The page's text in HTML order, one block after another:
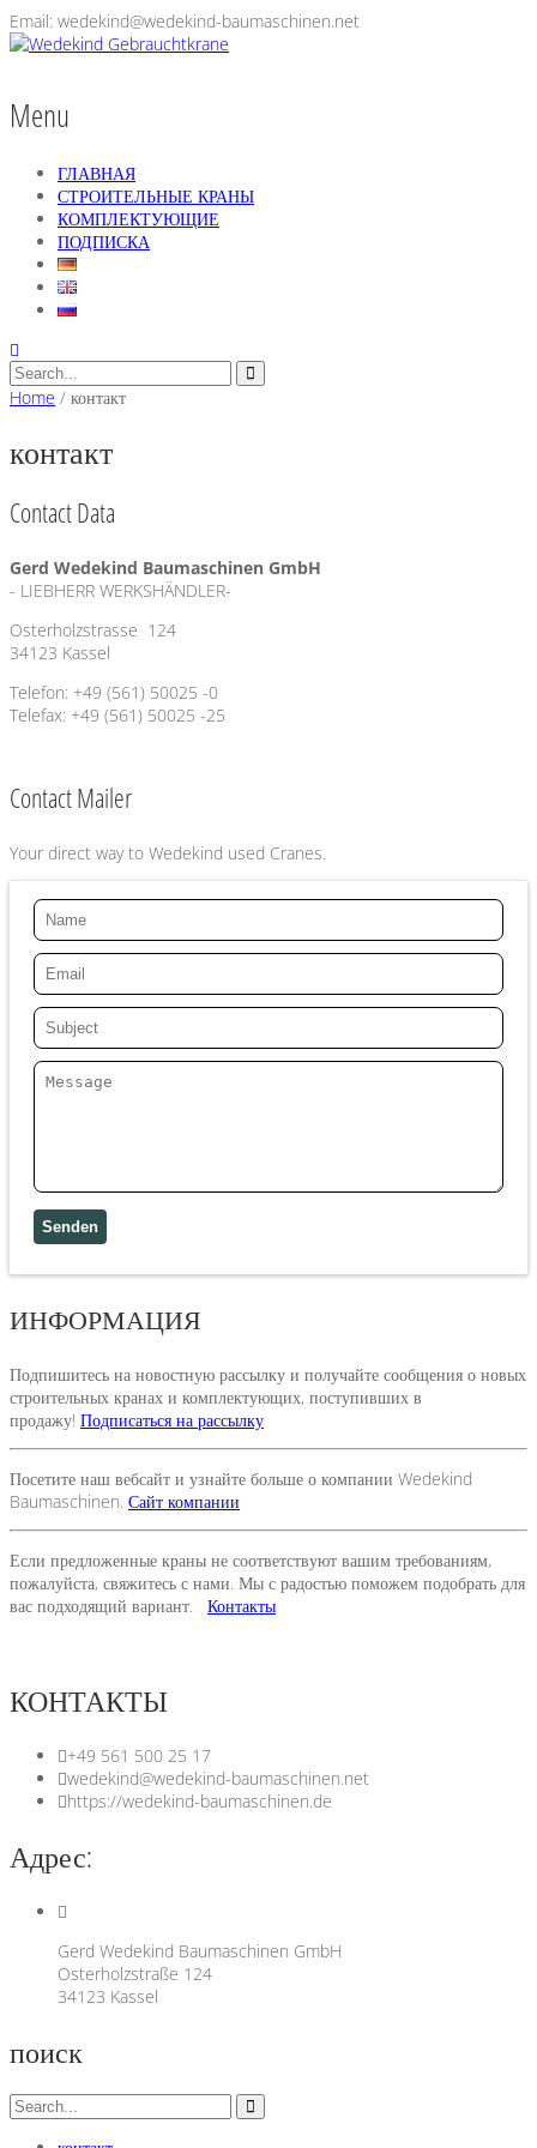
Email: wedekind@wedekind-baumaschinen.net
Menu
ГЛАВНАЯ
СТРОИТЕЛЬНЫЕ КРАНЫ
КОМПЛЕКТУЮЩИЕ
ПОДПИСКА
Home / контакт
контакт
Contact Data
Gerd Wedekind Baumaschinen GmbH
- LIEBHERR WERKSHÄNDLER-
Osterholzstrasse 124
34123 Kassel
Telefon: +49 (561) 50025 -0
Telefax: +49 (561) 50025 -25
Contact Mailer
Your direct way to Wedekind used Cranes.
ИНФОРМАЦИЯ
Подпишитесь на новостную рассылку и получайте сообщения о новых
строительных кранах и комплектующих, поступивших в
продажу! Подписаться на рассылку
Посетите наш вебсайт и узнайте больше о компании Wedekind
Baumaschinen. Сайт компании
Если предложенные краны не соответствуют вашим требованиям,
пожалуйста, свяжитесь с нами. Мы с радостью поможем подобрать для
вас подходящий вариант. Контакты
КОНТАКТЫ
+49 561 500 25 17
wedekind@wedekind-baumaschinen.net
https://wedekind-baumaschinen.de
Адрес:
Gerd Wedekind Baumaschinen GmbH
Osterholzstraße 124
34123 Kassel
поиск